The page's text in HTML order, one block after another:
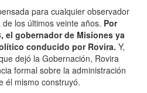
para cualquier observador
los últimos veinte años. Por
el gobernador de Misiones ya
conducido por Rovira. Y,
dejó la Gobernación, Rovira
formal sobre la administración
él mismo construyó.